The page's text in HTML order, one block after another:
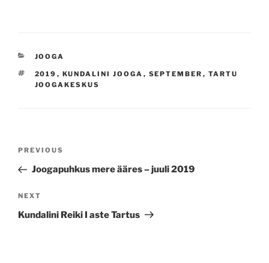
CATEGORIES
JOOGA
TAGS
2019 , KUNDALINI JOOGA , SEPTEMBER , TARTU
JOOGAKESKUS
Navigeerimine
Previous
Post
PREVIOUS
Joogapuhkus mere ääres – juuli 2019
Next
Post
NEXT
Kundalini Reiki I aste Tartus